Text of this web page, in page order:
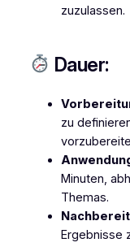
zuzulassen.
Dauer:
zu
Minuten,
Themas.
Ergebnisse